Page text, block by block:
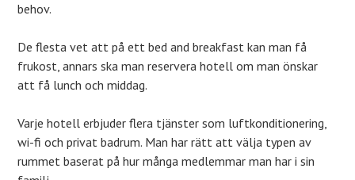
behov.
De flesta vet att på ett bed and breakfast kan man få
frukost, annars ska man reservera hotell om man önskar
att få lunch och middag.
Varje hotell erbjuder flera tjänster som luftkonditionering,
wi-fi och privat badrum. Man har rätt att välja typen av
rummet baserat på hur många medlemmar man har i sin